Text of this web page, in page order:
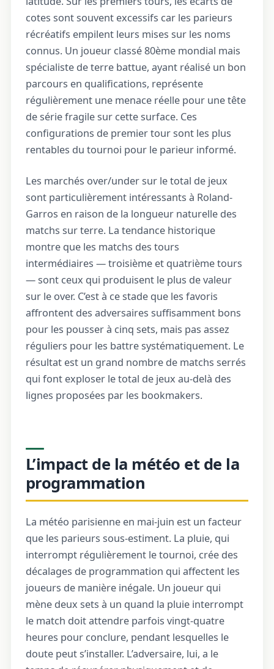
cotes sont souvent excessifs car les parieurs
récréatifs empilent leurs mises sur les noms
connus. Un joueur classé 80ème mondial mais
spécialiste de terre battue, ayant réalisé un bon
parcours en qualifications, représente
régulièrement une menace réelle pour une tête
de série fragile sur cette surface. Ces
configurations de premier tour sont les plus
rentables du tournoi pour le parieur informé.
Les marchés over/under sur le total de jeux
sont particulièrement intéressants à Roland-
Garros en raison de la longueur naturelle des
matchs sur terre. La tendance historique
montre que les matchs des tours
intermédiaires — troisième et quatrième tours
— sont ceux qui produisent le plus de valeur
sur le over. C’est à ce stade que les favoris
affrontent des adversaires suffisamment bons
pour les pousser à cinq sets, mais pas assez
réguliers pour les battre systématiquement. Le
résultat est un grand nombre de matchs serrés
qui font exploser le total de jeux au-delà des
lignes proposées par les bookmakers.
L’impact de la météo et de la
programmation
La météo parisienne en mai-juin est un facteur
que les parieurs sous-estiment. La pluie, qui
interrompt régulièrement le tournoi, crée des
décalages de programmation qui affectent les
joueurs de manière inégale. Un joueur qui
mène deux sets à un quand la pluie interrompt
le match doit attendre parfois vingt-quatre
heures pour conclure, pendant lesquelles le
doute peut s’installer. L’adversaire, lui, a le